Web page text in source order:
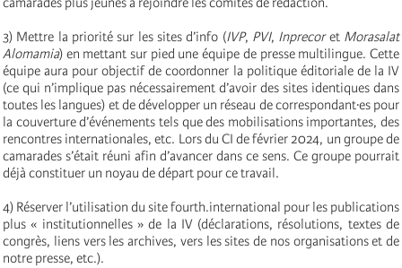
3) Mettre la priorité sur les sites d’info (IVP, PVI, Inprecoret Morasalat
Alomamia) en mettant sur pied une équipe de presse multilingue. Cette
équipe aura pour objectif de coordonner la politique éditoriale de la IV
(ce qui n’implique pas nécessairement d’avoir des sites identiques dans
toutes les langues) et de développer un réseau de correspondant·es pour
la couverture d’événements tels que des mobilisations importantes, des
rencontres internationales, etc. Lors du CI de février 2024, un groupe de
camarades s’était réuni afin d’avancer dans ce sens. Ce groupe pourrait
déjà constituer un noyau de départ pour ce travail.
4) Réserver l’utilisation du site fourth.international pour les publications
plus « institutionnelles » de la IV (déclarations, résolutions, textes de
congrès, liens vers les archives, vers les sites de nos organisations et de
notre presse, etc.).